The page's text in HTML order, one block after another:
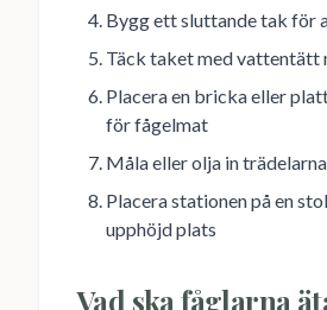
Bygg ett sluttande tak för
Täck taket med vattentätt
Placera en bricka eller
för fågelmat
Måla eller olja in trädelarna
Placera stationen på en
upphöjd plats
Vad ska fåglarna